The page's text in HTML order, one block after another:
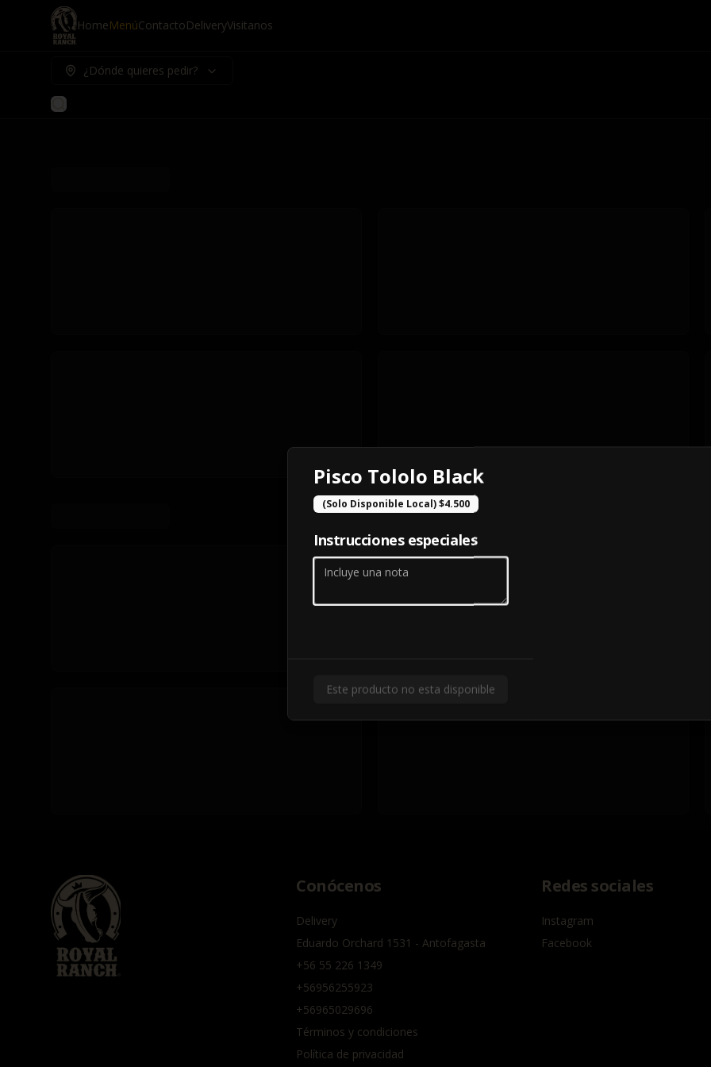
HomeMenúContactoDeliveryVisitanos
¿Dónde quieres pedir?
Conócenos
Delivery
Eduardo Orchard 1531 - Antofagasta
+56 55 226 1349
+56956255923
+56965029696
Términos y condiciones
Política de privacidad
Redes sociales
Instagram
Facebook
Pisco Tololo Black
(Solo Disponible Local) $4.500
Instrucciones especiales
Este producto no esta disponible